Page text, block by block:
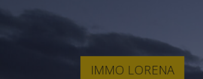
IMMO LORENA